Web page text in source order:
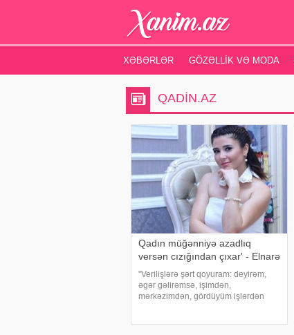
XƏBƏRLƏR GÖZƏLLIK VƏ MODA
QADIN.AZ
Qadın müğənniyə azadlıq
versən cızığından çıxar' - Elnarə
"Verilişlərə şərt qoyuram: deyirəm,
əgər gəlirəmsə, işimdən,
mərkəzimdən, gördüyüm işlərdən